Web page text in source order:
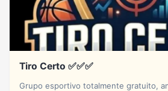
Tiro Certo ✅✅✅
Grupo esportivo totalmente gratuito,